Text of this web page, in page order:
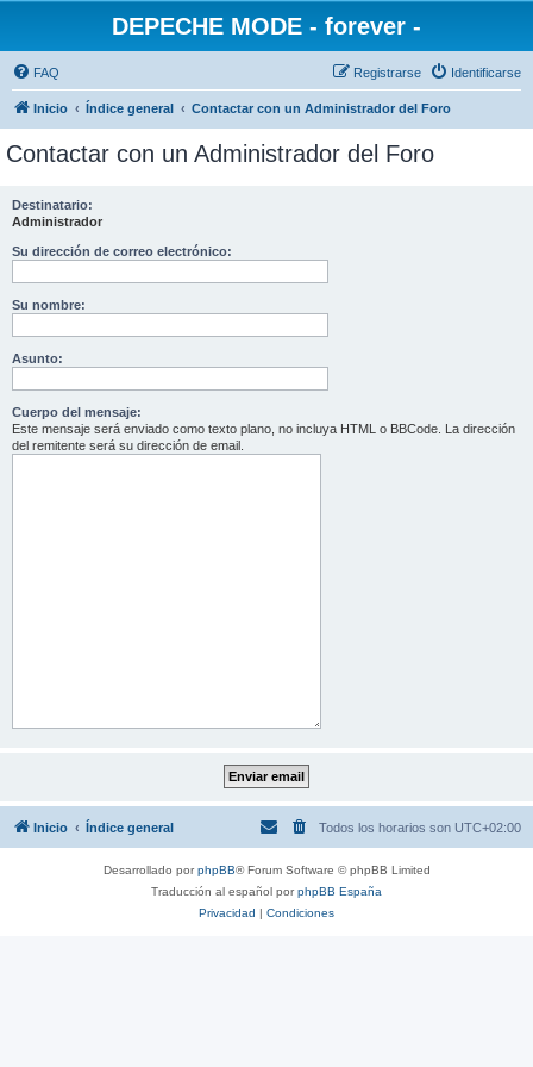
DEPECHE MODE - forever -
FAQ Identificarse
Registrarse
Inicio Índice general Contactar con un Administrador del Foro
Contactar con un Administrador del Foro
Destinatario:
Administrador
Su dirección de correo electrónico:
Su nombre:
Asunto:
Cuerpo del mensaje:
Este mensaje será enviado como texto plano, no incluya HTML o BBCode. La dirección
del remitente será su dirección de email.
Inicio Índice general Todos los horarios son UTC+02:00
Desarrollado porphpBB® Forum Software © phpBB Limited
Traducción al español porphpBB España
Privacidad | Condiciones